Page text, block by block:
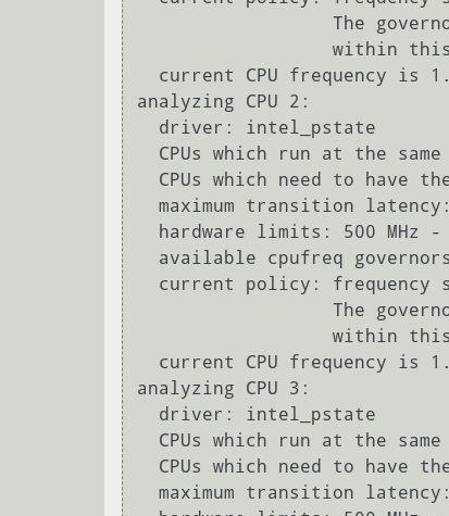
analyzing CPU 2:
analyzing CPU 3: